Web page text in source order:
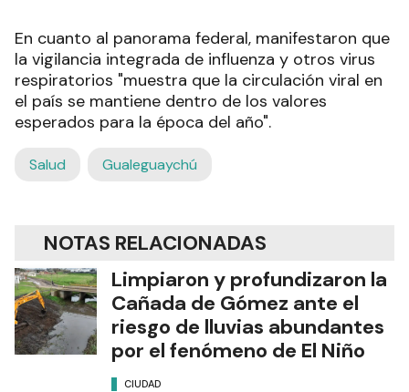
En cuanto al panorama federal, manifestaron que
la vigilancia integrada de influenza y otros virus
respiratorios "muestra que la circulación viral en
el país se mantiene dentro de los valores
esperados para la época del año".
Salud Gualeguaychú
NOTAS RELACIONADAS
Limpiaron y profundizaron la
Cañada de Gómez ante el
riesgo de lluvias abundantes
por el fenómeno de El Niño
CIUDAD